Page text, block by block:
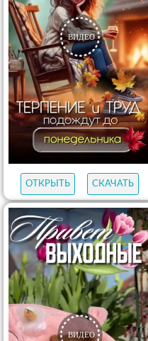
ОТКРЫТЬ СКАЧАТЬ